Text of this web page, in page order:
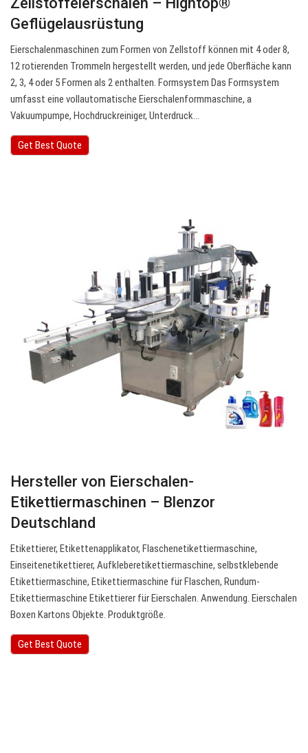
Geflügelausrüstung
Eierschalenmaschinen zum Formen von Zellstoff können mit 4 oder 8,
12 rotierenden Trommeln hergestellt werden, und jede Oberfläche kann
2, 3, 4 oder 5 Formen als 2 enthalten. Formsystem Das Formsystem
umfasst eine vollautomatische Eierschalenformmaschine, a
Vakuumpumpe, Hochdruckreiniger, Unterdruck…
Get Best Quote
Hersteller von Eierschalen-
Etikettiermaschinen – Blenzor
Deutschland
Etikettierer, Etikettenapplikator, Flaschenetikettiermaschine,
Einseitenetikettierer, Aufkleberetikettiermaschine, selbstklebende
Etikettiermaschine, Etikettiermaschine für Flaschen, Rundum-
Etikettiermaschine Etikettierer für Eierschalen. Anwendung. Eierschalen
Boxen Kartons Objekte. Produktgröße.
Get Best Quote